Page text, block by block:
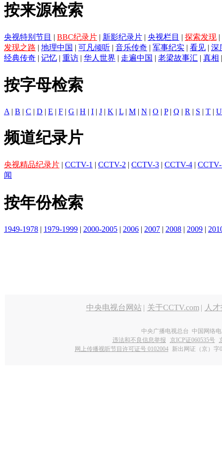
按来源检索
央视特别节目 | BBC纪录片 | 新影纪录片 | 央视栏目 | 探索发现 |
发现之路 | 地理中国 | 可凡倾听 | 音乐传奇 | 军事纪实 | 看见 | 深
经典传奇 | 记忆 | 重访 | 华人世界 | 走遍中国 | 老梁故事汇 | 真相
按字母检索
A | B | C | D | E | F | G | H | I | J | K | L | M | N | O | P| Q | R | S | T | U
频道纪录片
央视精品纪录片 | CCTV-1 | CCTV-2 | CCTV-3 | CCTV-4 |
闻
按年份检索
1949-1978 | 1979-1999 | 2000-2005 | 2006 | 2007 | 2008 | 2009 |
中央电视台网站 | 关于CCTV.com | 人
中央广播电视总台 中国网络
违法和不良信息举报
京ICP证060535号
网上传播视听节目许可证号 0102004 新出网证（京）